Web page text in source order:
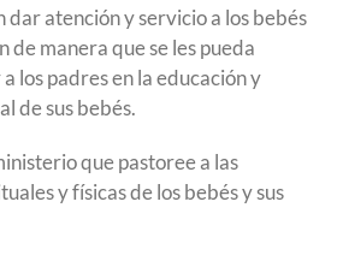
dar atención y servicio a los bebés
de manera que se les pueda
los padres en la educación y
de sus bebés.
que pastoree a las
y físicas de los bebés y sus